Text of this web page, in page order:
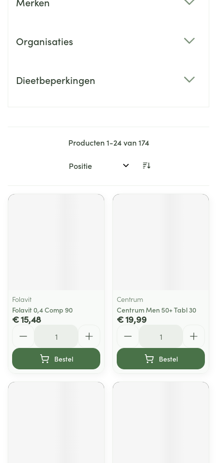
Organisaties
Dieetbeperkingen
Producten1-24van174
Sorteer op:
Folavit
Folavit 0,4 Comp 90
€ 15,48
Bestel
Centrum
Centrum Men 50+ Tabl 30
€ 19,99
Bestel